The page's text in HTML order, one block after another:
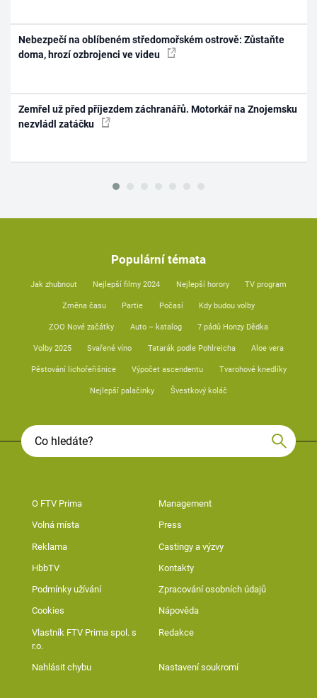
Nebezpečí na oblíbeném středomořském ostrově: Zůstaňte
doma, hrozí ozbrojenci ve videu
Zemřel už před příjezdem záchranářů. Motorkář na Znojemsku
nezvládl zatáčku
Populární témata
Jak zhubnout Nejlepší filmy 2024 Nejlepší horory TV program
Změna času Partie Počasí Kdy budou volby
ZOO Nové začátky Auto – katalog 7 pádů Honzy Dědka
Volby 2025 Svařené víno Tatarák podle Pohlreicha Aloe vera
Pěstování lichořeřišnice Výpočet ascendentu Tvarohové knedlíky
Nejlepší palačinky Švestkový koláč
O FTV Prima Management
Volná místa Press
Reklama Castingy a výzvy
HbbTV Kontakty
Podmínky užívání Zpracování osobních údajů
Cookies Nápověda
Vlastník FTV Prima spol. s
r.o.
Redakce
Nahlásit chybu Nastavení soukromí